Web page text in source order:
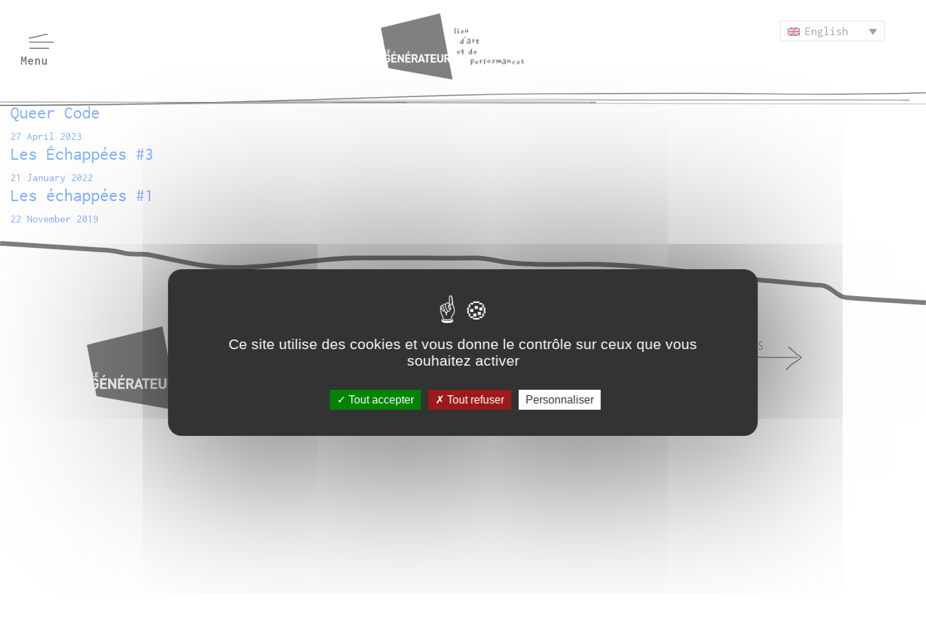
English
Queer Code
27 April 2023
Les Échappées #3
21 January 2022
Les échappées #1
22 November 2019
Consentement
CONTACT-US
Ce site utilise des cookies et vous donne le contrôle sur ceux que vous
souhaitez activer
Tout accepter Tout refuser Personnaliser